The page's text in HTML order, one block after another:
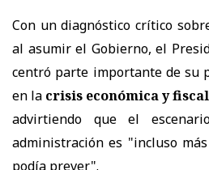
Con un diagnóstico crítico
al asumir el Gobierno, el
centró parte importante de su
en la crisis económica y
advirtiendo que el
administración es "incluso
podía prever".